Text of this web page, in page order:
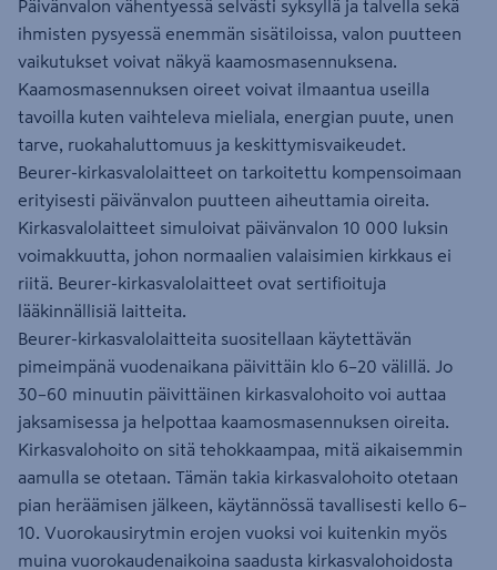
Päivänvalon vähentyessä selvästi syksyllä ja talvella sekä
ihmisten pysyessä enemmän sisätiloissa, valon puutteen
vaikutukset voivat näkyä kaamosmasennuksena.
Kaamosmasennuksen oireet voivat ilmaantua useilla
tavoilla kuten vaihteleva mieliala, energian puute, unen
tarve, ruokahaluttomuus ja keskittymisvaikeudet.
Beurer-kirkasvalolaitteet on tarkoitettu kompensoimaan
erityisesti päivänvalon puutteen aiheuttamia oireita.
Kirkasvalolaitteet simuloivat päivänvalon 10 000 luksin
voimakkuutta, johon normaalien valaisimien kirkkaus ei
riitä. Beurer-kirkasvalolaitteet ovat sertifioituja
lääkinnällisiä laitteita.
Beurer-kirkasvalolaitteita suositellaan käytettävän
pimeimpänä vuodenaikana päivittäin klo 6–20 välillä. Jo
30–60 minuutin päivittäinen kirkasvalohoito voi auttaa
jaksamisessa ja helpottaa kaamosmasennuksen oireita.
Kirkasvalohoito on sitä tehokkaampaa, mitä aikaisemmin
aamulla se otetaan. Tämän takia kirkasvalohoito otetaan
pian heräämisen jälkeen, käytännössä tavallisesti kello 6–
10. Vuorokausirytmin erojen vuoksi voi kuitenkin myös
muina vuorokaudenaikoina saadusta kirkasvalohoidosta